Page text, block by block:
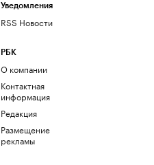
Уведомления
RSS Новости
РБК
О компании
Контактная
информация
Редакция
Размещение
рекламы